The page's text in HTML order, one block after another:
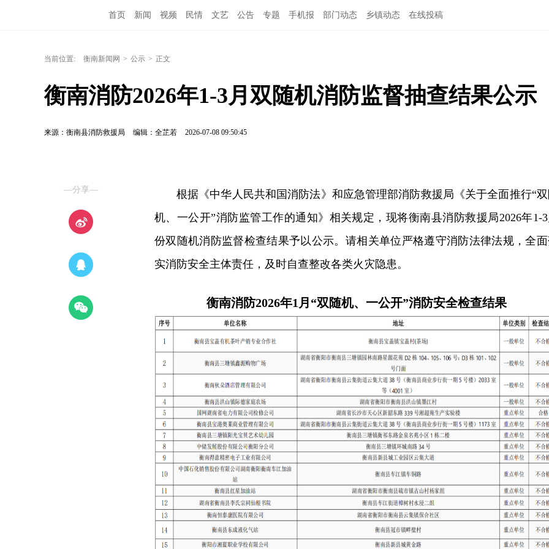
首页 新闻 视频 民情 文艺 公告 专题 手机报 部门动态 乡镇动态 在线投稿
当前位置: 衡南新闻网 > 公示 > 正文
衡南消防2026年1-3月双随机消防监督抽查结果公示
来源：衡南县消防救援局 编辑：全芷若 2026-07-08 09:50:45
—分享—
根据《中华人民共和国消防法》和应急管理部消防救援局《关于全面推行“
机、一公开”消防监管工作的通知》相关规定，现将衡南县消防救援局2026年1-
份双随机消防监督检查结果予以公示。请相关单位严格遵守消防法律法规，全
实消防安全主体责任，及时自查整改各类火灾隐患。
衡南消防2026年1月“双随机、一公开”消防安全检查结果